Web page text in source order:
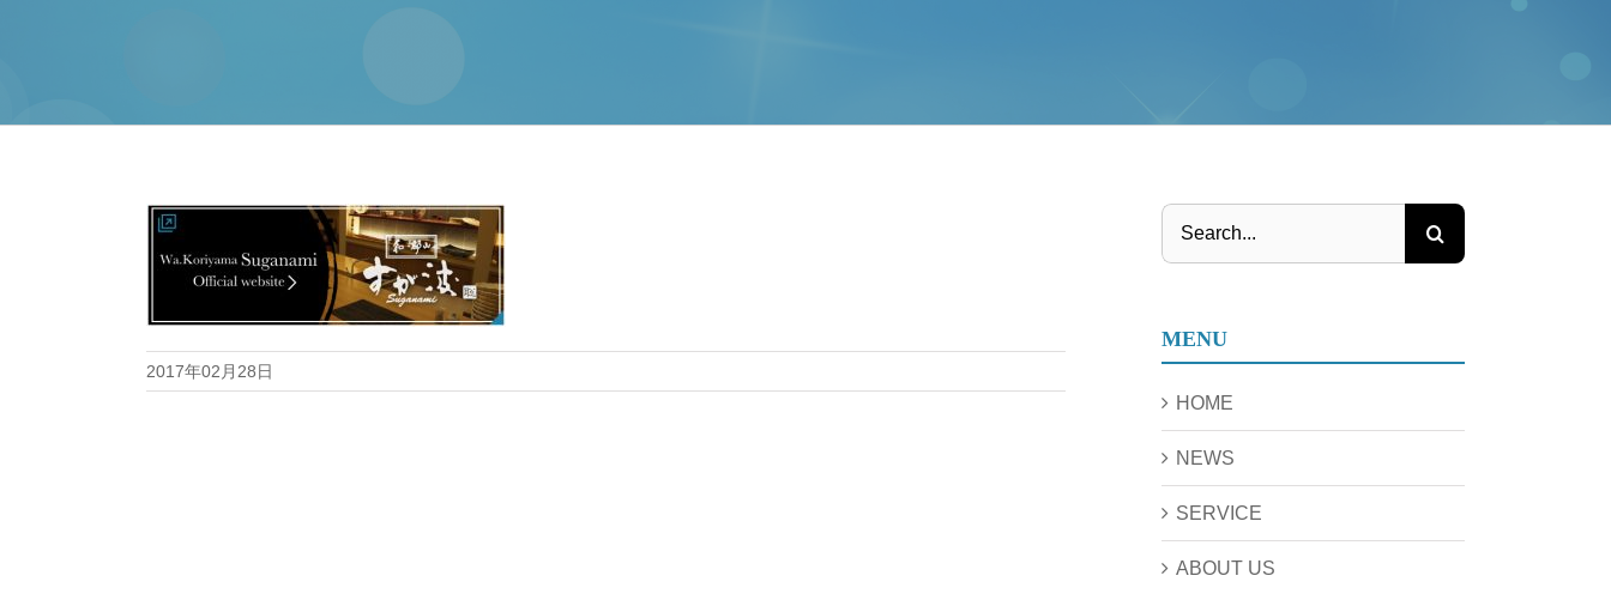
2017年02月28日
Search
MENU
HOME
NEWS
SERVICE
ABOUT US